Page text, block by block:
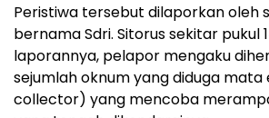
Peristiwa tersebut dilaporkan oleh
bernama Sdri. Sitorus sekitar pukul
laporannya, pelapor mengaku
sejumlah oknum yang diduga
collector) yang mencoba